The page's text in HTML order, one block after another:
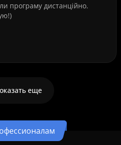
програму дистанційно.
еще